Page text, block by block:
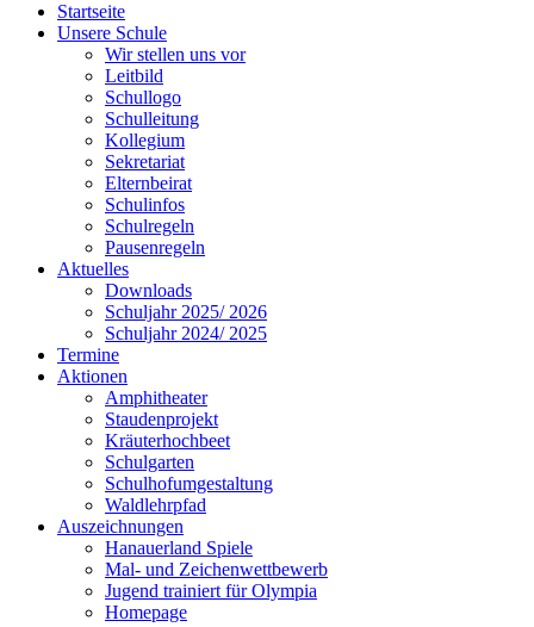
Startseite
Unsere Schule
Wir stellen uns vor
Leitbild
Schullogo
Schulleitung
Kollegium
Sekretariat
Elternbeirat
Schulinfos
Schulregeln
Pausenregeln
Aktuelles
Downloads
Schuljahr 2025/ 2026
Schuljahr 2024/ 2025
Termine
Aktionen
Amphitheater
Staudenprojekt
Kräuterhochbeet
Schulgarten
Schulhofumgestaltung
Waldlehrpfad
Auszeichnungen
Hanauerland Spiele
Mal- und Zeichenwettbewerb
Jugend trainiert für Olympia
Homepage